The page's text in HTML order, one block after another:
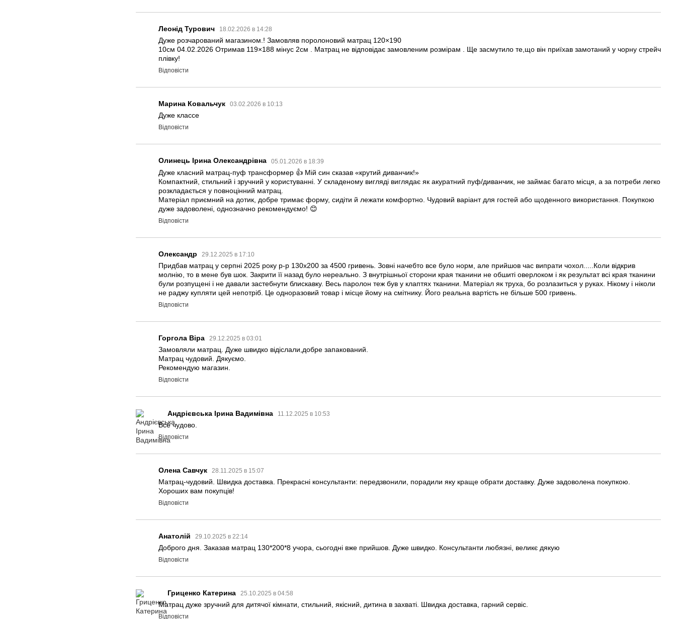
Леонід Турович 18.02.2026 в 14:28
Дуже розчарований магазином.! Замовляв поролоновий матрац 120×190
10см 04.02.2026 Отримав 119×188 мінус 2см . Матрац не відповідає замовленим розмірам . Ще засмутило те,що він приїхав замотаний у чорну стрейч
плівку!
Відповісти
Марина Ковальчук 03.02.2026 в 10:13
Дуже классе
Відповісти
Олинець Ірина Олександрівна 05.01.2026 в 18:39
Дуже класний матрац-пуф трансформер 👍 Мій син сказав «крутий диванчик!»
Компактний, стильний і зручний у користуванні. У складеному вигляді виглядає як акуратний пуф/диванчик, не займає багато місця, а за потреби легко
розкладається у повноцінний матрац.
Матеріал приємний на дотик, добре тримає форму, сидіти й лежати комфортно. Чудовий варіант для гостей або щоденного використання. Покупкою
дуже задоволені, однозначно рекомендуємо! 😊
Відповісти
Олександр 29.12.2025 в 17:10
Придбав матрац у серпні 2025 року р-р 130х200 за 4500 гривень. Зовні начебто все було норм, але прийшов час випрати чохол.....Коли відкрив
молнію, то в мене був шок. Закрити її назад було нереально. З внутрішньої сторони края тканини не обшиті оверлоком і як результат всі края тканини
були розпущені і не давали застебнути блискавку. Весь паролон теж був у клаптях тканини. Матеріал як труха, бо розлазиться у руках. Нікому і ніколи
не раджу купляти цей непотріб. Це одноразовий товар і місце йому на смітнику. Його реальна вартість не більше 500 гривень.
Відповісти
Горгола Віра 29.12.2025 в 03:01
Замовляли матрац. Дуже швидко відіслали,добре запакований.
Матрац чудовий. Дякуємо.
Рекомендую магазин.
Відповісти
Андрієвська Ірина Вадимівна 11.12.2025 в 10:53
Все чудово.
Відповісти
Олена Савчук 28.11.2025 в 15:07
Матрац-чудовий. Швидка доставка. Прекрасні консультанти: передзвонили, порадили яку краще обрати доставку. Дуже задоволена покупкою.
Хороших вам покупців!
Відповісти
Анатолій 29.10.2025 в 22:14
Доброго дня. Заказав матрац 130*200*8 учора, сьогодні вже прийшов. Дуже швидко. Консультанти любязні, великє дякую
Відповісти
Гриценко Катерина 25.10.2025 в 04:58
Матрац дуже зручний для дитячої кімнати, стильний, якісний, дитина в захваті. Швидка доставка, гарний сервіс.
Відповісти